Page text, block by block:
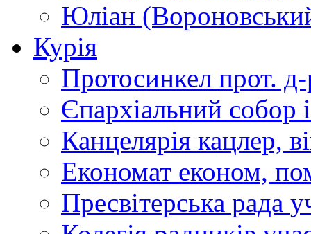
Юліан
Курія
Протосинкел прот.
Єпархіальний собор
Канцелярія кацлер,
Економат економ,
Пресвітерська рада